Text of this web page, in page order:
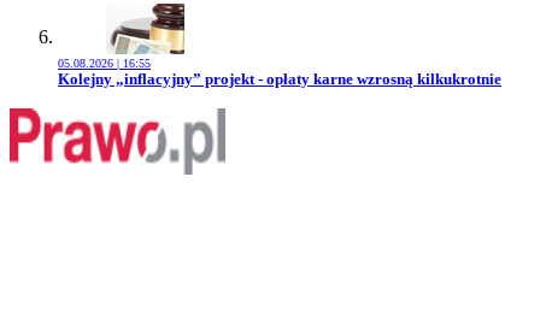
05.08.2026 | 16:55
Przejdź do artykułu:
Kolejny „inflacyjny” projekt - opłaty karne wzrosną kilkukrotnie